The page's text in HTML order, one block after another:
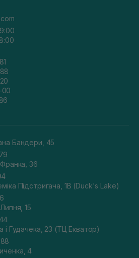
00
Бандери, 45
Франка, 36
Підстригача, 1В (Duck's Lake)
15
і Гудачека, 23 (ТЦ Екватор)
4